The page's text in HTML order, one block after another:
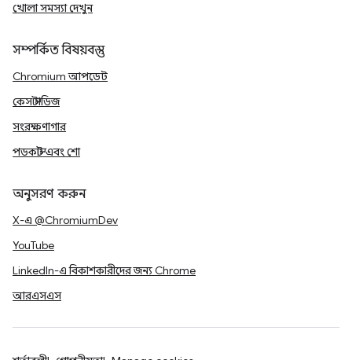
খোলা সমস্যা দেখুন
সম্পর্কিত বিষয়বস্তু
Chromium আপডেট
কেস স্টাডিজ
সংরক্ষণাগার
পডকাস্ট এবং শো
অনুসরণ করুন
X-এ @ChromiumDev
YouTube
LinkedIn-এ বিকাশকারীদের জন্য Chrome
আরএসএস